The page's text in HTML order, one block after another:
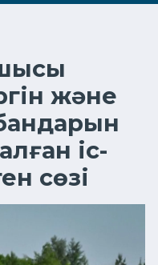
және
іс-
сөзі